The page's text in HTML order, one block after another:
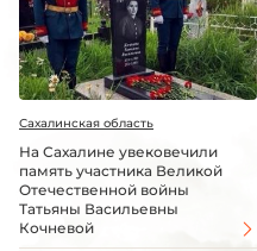
Сахалинская область
На Сахалине увековечили
память участника Великой
Отечественной войны
Татьяны Васильевны
Кочневой